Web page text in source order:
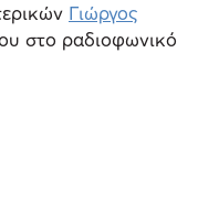
Γιώργος
στο ραδιοφωνικό